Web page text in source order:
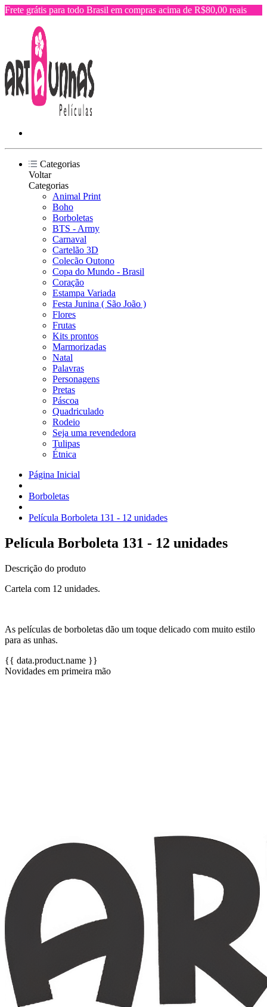
Frete grátis para todo Brasil em compras acima de R$80,00 reais
Categorias
Voltar
Categorias
Animal Print
Boho
Borboletas
BTS - Army
Carnaval
Cartelão 3D
Colecão Outono
Copa do Mundo - Brasil
Coração
Estampa Variada
Festa Junina ( São João )
Flores
Frutas
Kits prontos
Marmorizadas
Natal
Palavras
Personagens
Pretas
Páscoa
Quadriculado
Rodeio
Seja uma revendedora
Tulipas
Étnica
Página Inicial
Borboletas
Película Borboleta 131 - 12 unidades
Película Borboleta 131 - 12 unidades
Descrição do produto
Cartela com 12 unidades.
As películas de borboletas dão um toque delicado com muito estilo
para as unhas.
{{ data.product.name }}
Novidades em primeira mão